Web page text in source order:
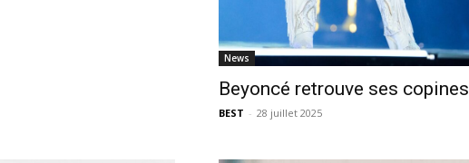
News
Beyoncé retrouve ses copines
BEST - 28 juillet 2025